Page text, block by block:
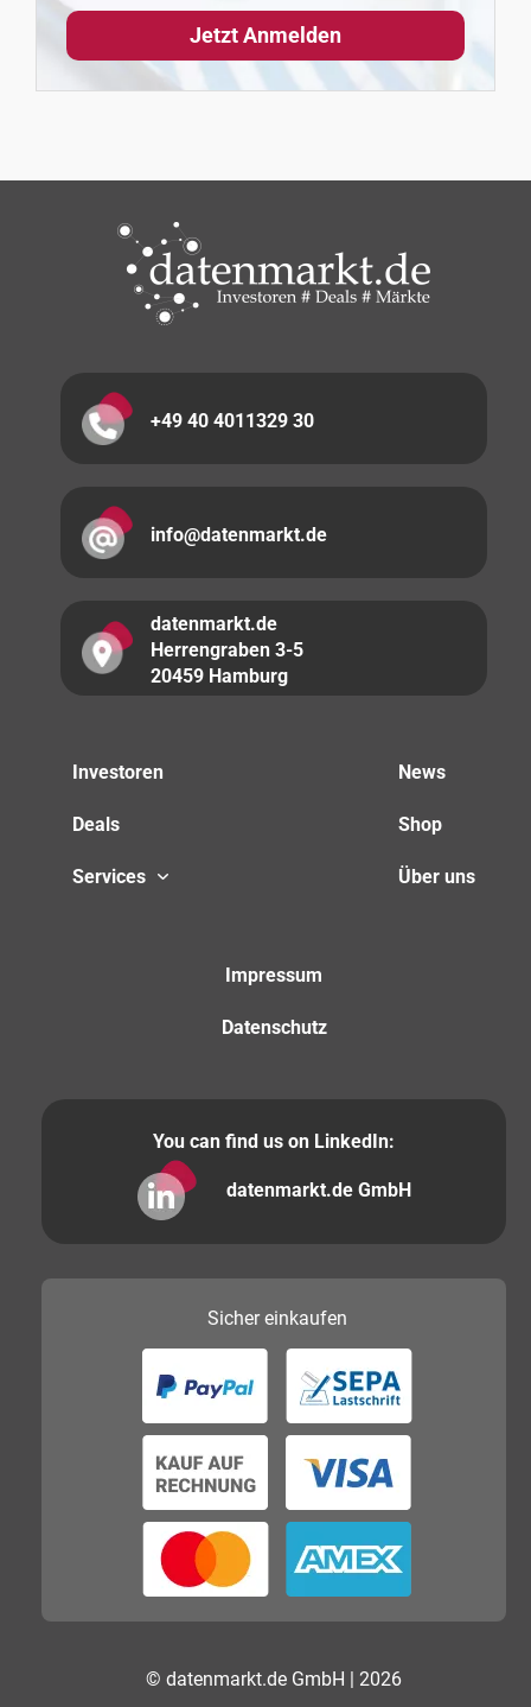
+49 40 4011329 30
info@datenmarkt.de
datenmarkt.de
Herrengraben 3-5
20459 Hamburg
Investoren
Deals
Services
News
Shop
Über uns
Impressum
Datenschutz
You can find us on LinkedIn:
datenmarkt.de GmbH
Sichereinkaufen
© datenmarkt.de GmbH | 2026